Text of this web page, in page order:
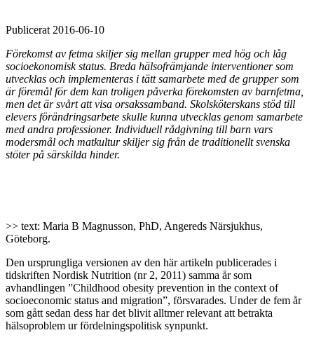
Publicerat 2016-06-10
Förekomst av fetma skiljer sig mellan grupper med hög och låg
socioekonomisk status. Breda hälsofrämjande interventioner som
utvecklas och implementeras i tätt samarbete med de grupper som
är föremål för dem kan troligen påverka förekomsten av barnfetma,
men det är svårt att visa orsakssamband. Skolsköterskans stöd till
elevers förändringsarbete skulle kunna utvecklas genom samarbete
med andra professioner. Individuell rådgivning till barn vars
modersmål och matkultur skiljer sig från de traditionellt svenska
stöter på särskilda hinder.
>> text: Maria B Magnusson, PhD, Angereds Närsjukhus,
Göteborg.
Den ursprungliga versionen av den här artikeln publicerades i
tidskriften Nordisk Nutrition (nr 2, 2011) samma år som
avhandlingen ”Childhood obesity prevention in the context of
socioeconomic status and migration”, försvarades. Under de fem år
som gått sedan dess har det blivit alltmer relevant att betrakta
hälsoproblem ur fördelningspolitisk synpunkt.